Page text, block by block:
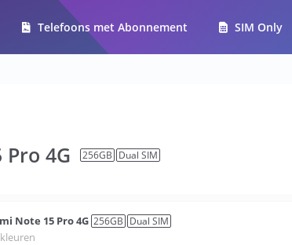
Telefoons met Abonnement SIM Only
4G 256GB Dual SIM
Note 15 Pro 4G 256GB Dual SIM